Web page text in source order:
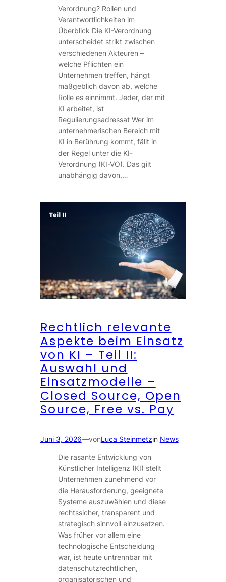
Verordnung? Rollen und
Verantwortlichkeiten im
Überblick Die KI-Verordnung
unterscheidet strikt zwischen
verschiedenen Akteuren –
welche Pflichten ein
Unternehmen treffen, hängt
maßgeblich davon ab, welche
Rolle es einnimmt. Jeder, der mit
KI arbeitet, ist
Regulierungsadressat Wer im
unternehmerischen Bereich mit
KI in Berührung kommt, fällt in
der Regel unter die KI-
Verordnung (KI-VO). Das gilt
unabhängig davon,…
Rechtlich relevante
Aspekte beim Einsatz
von KI – Teil II:
Auswahl und
Einsatzmodelle –
Closed Source, Open
Source, Free vs. Pay
Juni 3, 2026—vonLuca Steinmetzin News
Die rasante Entwicklung von
Künstlicher Intelligenz (KI) stellt
Unternehmen zunehmend vor
die Herausforderung, geeignete
Systeme auszuwählen und diese
rechtssicher, transparent und
strategisch sinnvoll einzusetzen.
Was früher vor allem eine
technologische Entscheidung
war, ist heute untrennbar mit
datenschutzrechtlichen,
organisatorischen und